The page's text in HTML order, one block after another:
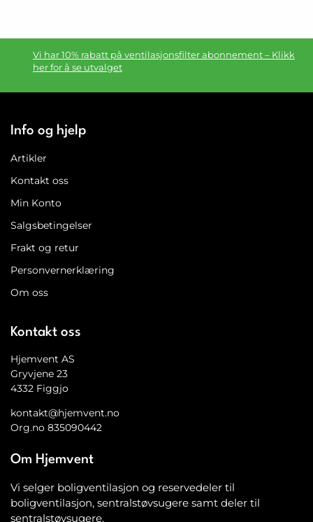
Vi har 10% rabatt på ventilasjonsfilter abonnement – Klikk
her for å se utvalget
Info og hjelp
Artikler
Kontakt oss
Min Konto
Salgsbetingelser
Frakt og retur
Personvernerklæring
Om oss
Kontakt oss
Hjemvent AS
Gryvjene 23
4332 Figgjo
kontakt@hjemvent.no
Org.no 835090442
Om Hjemvent
Vi selger boligventilasjon og reservedeler til
boligventilasjon, sentralstøvsugere samt deler til
sentralstøvsugere.